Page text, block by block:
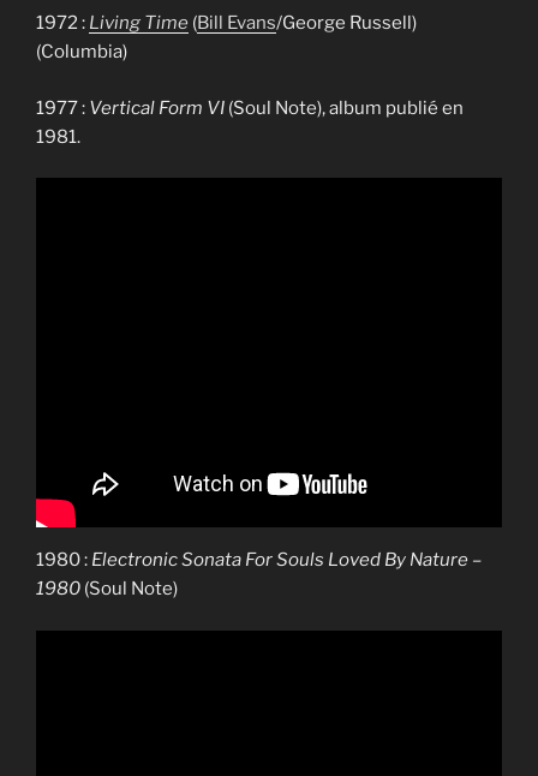
1972 : Living Time (Bill Evans/George Russell)
(Columbia)
1977 : Vertical Form VI (Soul Note), album publié en
1981.
1980 : Electronic Sonata For Souls Loved By Nature –
1980 (Soul Note)